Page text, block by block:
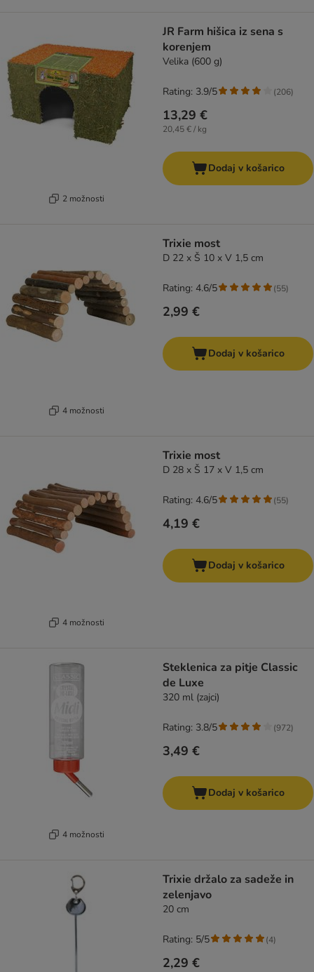
2 možnosti
JR Farm hišica iz sena s
korenjem
Velika (600 g)
13,29 €
20,45 € / kg
Rating: 3.9/5 (206)
Dodaj v košarico
4 možnosti
Trixie most
D 22 x Š 10 x V 1,5 cm
2,99 €
Rating: 4.6/5 (55)
Dodaj v košarico
4 možnosti
Trixie most
D 28 x Š 17 x V 1,5 cm
4,19 €
Rating: 4.6/5 (55)
Dodaj v košarico
4 možnosti
Steklenica za pitje Classic
de Luxe
320 ml (zajci)
3,49 €
Rating: 3.8/5 (972)
Dodaj v košarico
Trixie držalo za sadeže in
zelenjavo
20 cm
2,29 €
Rating: 5/5 (4)